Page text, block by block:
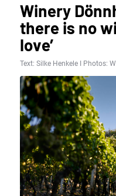
Winery
there is no
love’
Text: Silke Henkele I Photos: